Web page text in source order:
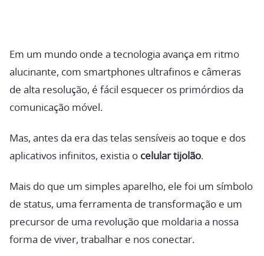
Em um mundo onde a tecnologia avança em ritmo
alucinante, com smartphones ultrafinos e câmeras
de alta resolução, é fácil esquecer os primórdios da
comunicação móvel.
Mas, antes da era das telas sensíveis ao toque e dos
aplicativos infinitos, existia o celular tijolão.
Mais do que um simples aparelho, ele foi um símbolo
de status, uma ferramenta de transformação e um
precursor de uma revolução que moldaria a nossa
forma de viver, trabalhar e nos conectar.